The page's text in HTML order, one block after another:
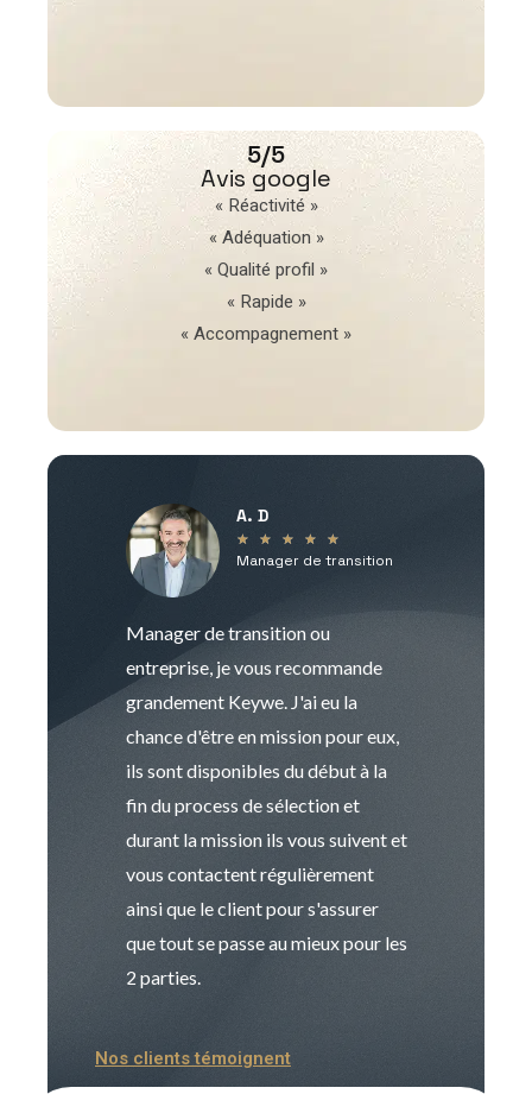
5/5
Avis google
« Réactivité »
« Adéquation »
« Qualité profil »
« Rapide »
« Accompagnement »
A. D
★ ★ ★ ★ ★
Manager de transition
Manager de transition ou
entreprise, je vous recommande
grandement Keywe. J'ai eu la
chance d'être en mission pour eux,
ils sont disponibles du début à la
fin du process de sélection et
durant la mission ils vous suivent et
vous contactent régulièrement
ainsi que le client pour s'assurer
que tout se passe au mieux pour les
2 parties.
Nos clients témoignent